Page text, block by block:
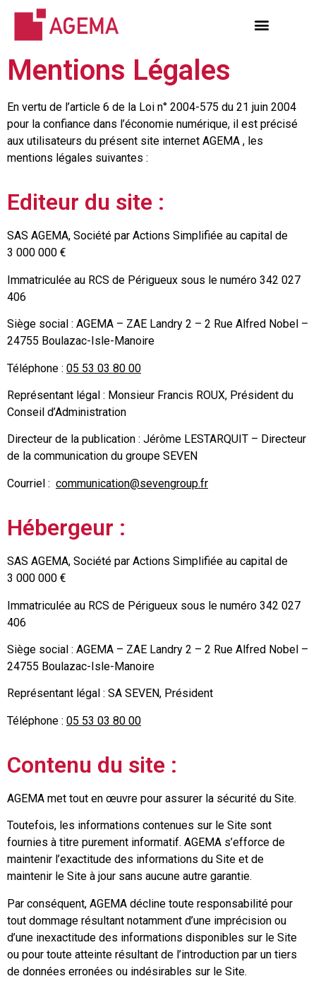
Mentions Légales
En vertu de l’article 6 de la Loi n° 2004-575 du 21 juin 2004
pour la confiance dans l’économie numérique, il est précisé
aux utilisateurs du présent site internet AGEMA , les
mentions légales suivantes :
Editeur du site :
SAS AGEMA, Société par Actions Simplifiée au capital de
3 000 000 €
Immatriculée au RCS de Périgueux sous le numéro 342 027
406
Siège social : AGEMA – ZAE Landry 2 – 2 Rue Alfred Nobel –
24755 Boulazac-Isle-Manoire
Téléphone : 05 53 03 80 00
Représentant légal : Monsieur Francis ROUX, Président du
Conseil d’Administration
Directeur de la publication : Jérôme LESTARQUIT – Directeur
de la communication du groupe SEVEN
Courriel : communication@sevengroup.fr
Hébergeur :
SAS AGEMA, Société par Actions Simplifiée au capital de
3 000 000 €
Immatriculée au RCS de Périgueux sous le numéro 342 027
406
Siège social : AGEMA – ZAE Landry 2 – 2 Rue Alfred Nobel –
24755 Boulazac-Isle-Manoire
Représentant légal : SA SEVEN, Président
Téléphone : 05 53 03 80 00
Contenu du site :
AGEMA met tout en œuvre pour assurer la sécurité du Site.
Toutefois, les informations contenues sur le Site sont
fournies à titre purement informatif. AGEMA s’efforce de
maintenir l’exactitude des informations du Site et de
maintenir le Site à jour sans aucune autre garantie.
Par conséquent, AGEMA décline toute responsabilité pour
tout dommage résultant notamment d’une imprécision ou
d’une inexactitude des informations disponibles sur le Site
ou pour toute atteinte résultant de l’introduction par un tiers
de données erronées ou indésirables sur le Site.